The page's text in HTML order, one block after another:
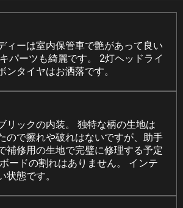
ィーは室内保管車で艶があって良い
パーツも綺麗です。 2灯ヘッドライ
ンタイヤはお洒落です。
リックの内装。 独特な柄の生地は
ので擦れや破れはないですが、助手
補修用の生地で完璧に修理する予定
ードの割れはありません。 インテ
状態です。